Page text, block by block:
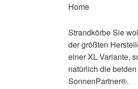
Home
StrandkörbeSie
der größten
einer XL Variante,
natürlich die
SonnenPartner®.